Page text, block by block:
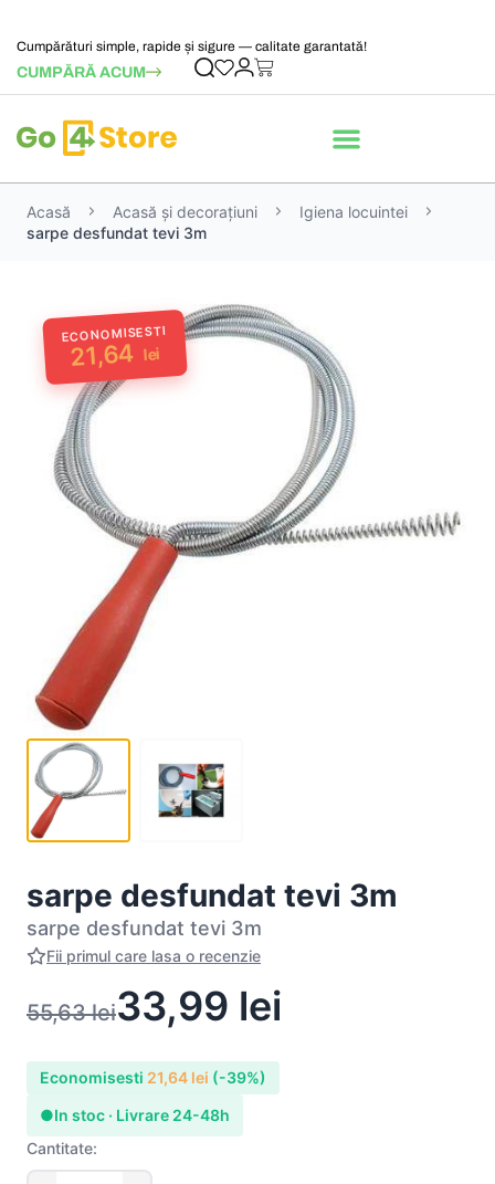
Cumpărături simple, rapide și sigure — calitate garantată!
CUMPĂRĂ ACUM
Acasă Acasă și decorațiuni
Igiena locuintei
sarpe desfundat tevi 3m
ECONOMISESTI
21,64 lei
sarpe desfundat tevi 3m
sarpe desfundat tevi 3m
Fii primul care lasa o recenzie
55,63lei33,99 lei
Economisesti 21,64 lei (-39%)
●In stoc · Livrare 24-48h
Cantitate: